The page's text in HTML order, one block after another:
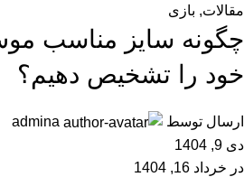
مقالات, بازی
چگونه سایز مناسب
خود را تشخیص دهیم؟
ارسال توسط
admina
دی 9, 1404
در خرداد 16, 1404